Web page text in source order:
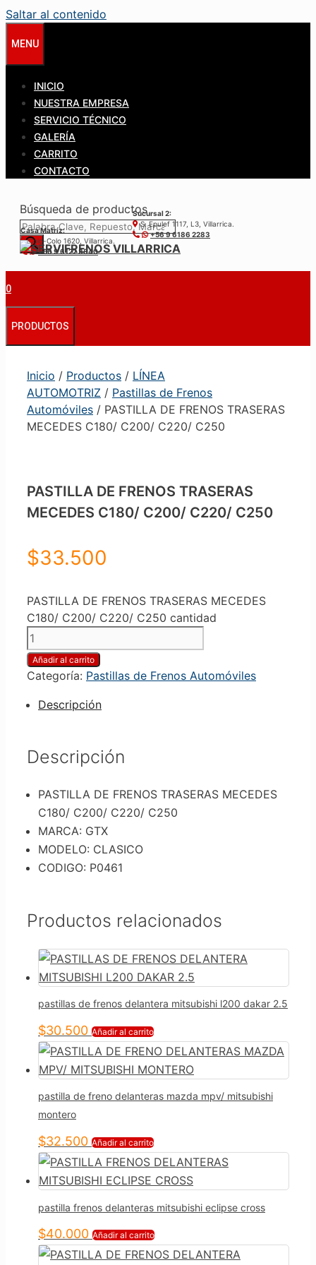
Saltar al contenido
MENU
INICIO
NUESTRA EMPRESA
SERVICIO TÉCNICO
GALERÍA
CARRITO
CONTACTO
Búsqueda de productos
Casa Matríz:
Colo-Colo 1620, Villarrica.
+56 9 6122 3840
Sucursal 2:
S. Epulef 1117, L3, Villarrica.
+56 9 6186 2283
0
PRODUCTOS
Inicio / Productos / LÍNEA
AUTOMOTRIZ / Pastillas de Frenos
Automóviles / PASTILLA DE FRENOS TRASERAS
MECEDES C180/ C200/ C220/ C250
PASTILLA DE FRENOS TRASERAS
MECEDES C180/ C200/ C220/ C250
$33.500
PASTILLA DE FRENOS TRASERAS MECEDES
C180/ C200/ C220/ C250 cantidad
Añadir al carrito
Categoría: Pastillas de Frenos Automóviles
Descripción
Descripción
PASTILLA DE FRENOS TRASERAS MECEDES
C180/ C200/ C220/ C250
MARCA: GTX
MODELO: CLASICO
CODIGO: P0461
Productos relacionados
pastillas de frenos delantera mitsubishi l200 dakar 2.5
$30.500 Añadir al carrito
pastilla de freno delanteras mazda mpv/ mitsubishi
montero
$32.500 Añadir al carrito
pastilla frenos delanteras mitsubishi eclipse cross
$40.000 Añadir al carrito